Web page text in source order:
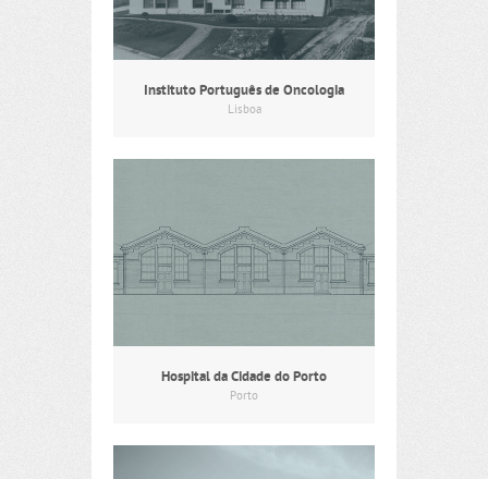
Instituto Português de Oncologia
Lisboa
Hospital da Cidade do Porto
Porto